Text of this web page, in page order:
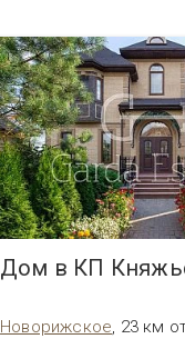
Дом в КП
Новорижское 23 км